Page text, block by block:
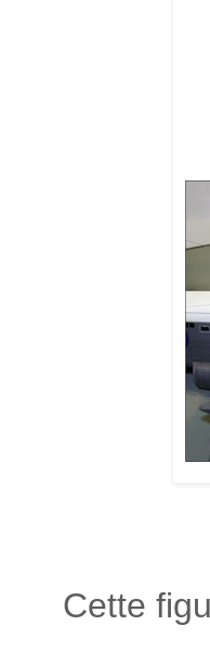
Cette